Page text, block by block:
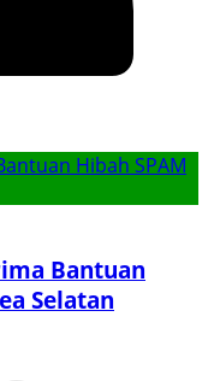
Bantuan
Selatan